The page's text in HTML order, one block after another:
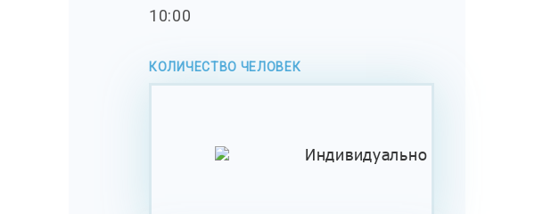
10:00
КОЛИЧЕСТВО ЧЕЛОВЕК
Индивидуально